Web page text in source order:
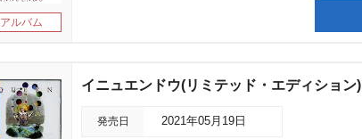
アルバム
イニュエンドウ(リミテッド・エディション)
発売日 2021年05月19日